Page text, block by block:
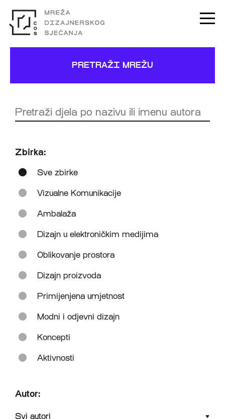
PRETRAŽI MREŽU
Zbirka:
Sve zbirke
Vizualne Komunikacije
Ambalaža
Dizajn u elektroničkim medijima
Oblikovanje prostora
Dizajn proizvoda
Primijenjena umjetnost
Modni i odjevni dizajn
Koncepti
Aktivnosti
Autor: